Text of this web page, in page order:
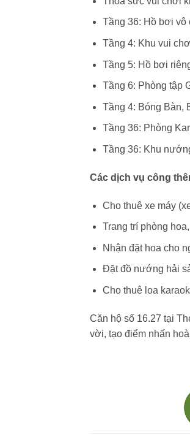
Tầng 36: Hồ bơi vô
Tầng 4: Khu vui
Tầng 5: Hồ bơi
Tầng 6: Phòng tập
Tầng 4: Bóng Bàn,
Tầng 36: Phòng
Tầng 36: Khu
Các dịch vụ công
Cho thuê xe máy
Trang trí phòng
Nhận đặt hoa cho
Đặt đồ nướng hải
Cho thuê loa
Căn hộ số 16.27 tại
vời, tạo điểm nhấn